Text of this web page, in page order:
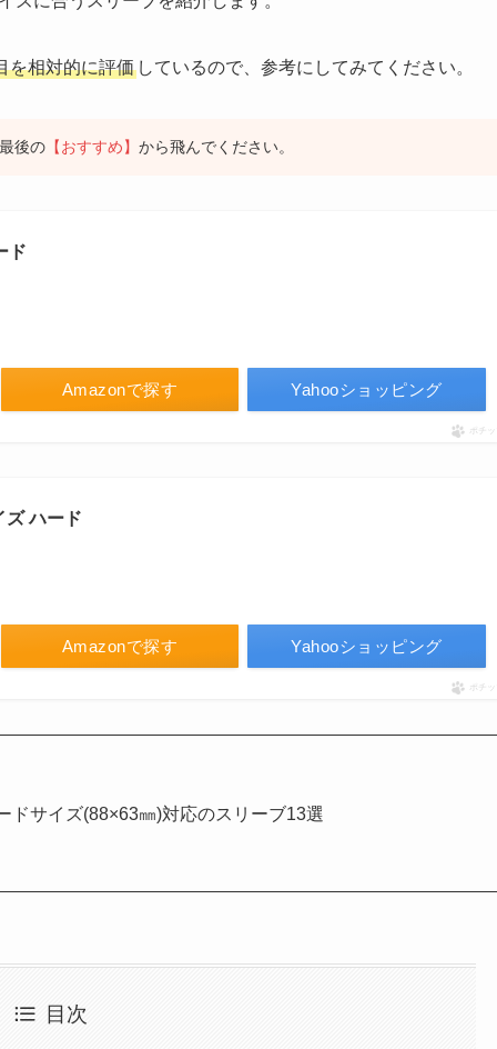
を相対的に評価 しているので、参考にしてみてください。
後の 【おすすめ】から飛んでください。
ド
Amazonで探す Yahooショッピング
ポチ
ズ ハード
Amazonで探す Yahooショッピング
ポチ
ドサイズ(88×63㎜)対応のスリーブ13選
目次